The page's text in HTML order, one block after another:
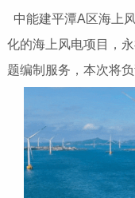
中能建平潭A区海上
化的海上风电项目，
题编制服务，本次将